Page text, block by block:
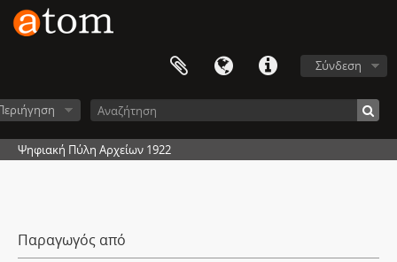
Σύνδεση
Ψηφιακή Πύλη Αρχείων 1922
Παραγωγός από